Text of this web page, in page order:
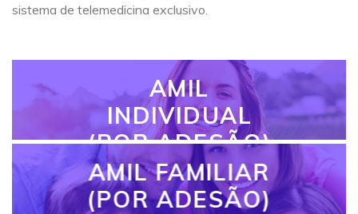
sistema de telemedicina exclusivo.
AMIL
INDIVIDUAL
(POR ADESÃO)
AMIL FAMILIAR
(POR ADESÃO)